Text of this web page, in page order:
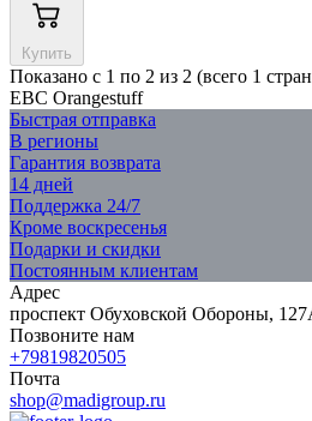
Купить
Показано с 1 по 2 из 2 (всего 1
EBC Orangestuff
Быстрая отправка
В регионы
Гарантия возврата
14 дней
Поддержка 24/7
Кроме воскресенья
Подарки и скидки
Постоянным клиентам
Адрес
проспект Обуховской Обороны,
Позвоните нам
+79819820505
Почта
shop@madigroup.ru